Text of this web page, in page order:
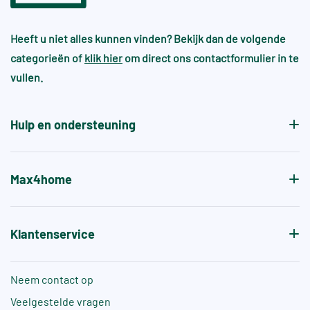
op tint- en maatverschil en kunnen daardoor niet
wel en heeft dit juist de sfeer en gewenste
patroon.
R11, R12, R13 – Gebruik in openbare ruimtes,
omgevingen
Voor zwembaden en wellnessruimtes gelden vaak
aanvullende normen, zoals +A of +B, die specifiek
Heeft u niet alles kunnen vinden? Bekijk dan de volgende
categorieën of klik hier om direct ons contactformulier in te
vullen.
Hulp en ondersteuning
Max4home
Klantenservice
Neem contact op
Veelgestelde vragen